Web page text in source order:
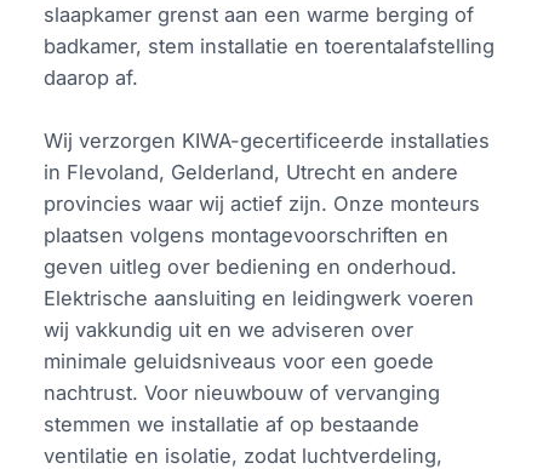
slaapkamer grenst aan een warme berging of
badkamer, stem installatie en toerentalafstelling
daarop af.
Wij verzorgen KIWA-gecertificeerde installaties
in Flevoland, Gelderland, Utrecht en andere
provincies waar wij actief zijn. Onze monteurs
plaatsen volgens montagevoorschriften en
geven uitleg over bediening en onderhoud.
Elektrische aansluiting en leidingwerk voeren
wij vakkundig uit en we adviseren over
minimale geluidsniveaus voor een goede
nachtrust. Voor nieuwbouw of vervanging
stemmen we installatie af op bestaande
ventilatie en isolatie, zodat luchtverdeling,